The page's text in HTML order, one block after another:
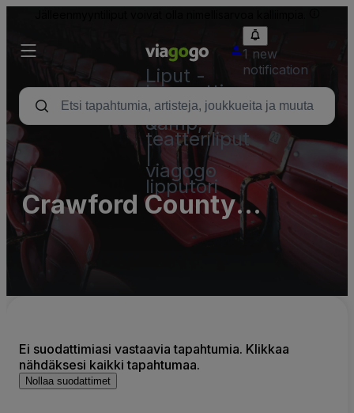
Liput -
konsertti,
urheilu
&amp;
teatteriliput
viagogo
lipputori
1 new
notification
Crawford County
Fairgrounds
Ei suodattimiasi vastaavia tapahtumia. Klikkaa
nähdäksesi kaikki tapahtumaa.
Nollaa suodattimet